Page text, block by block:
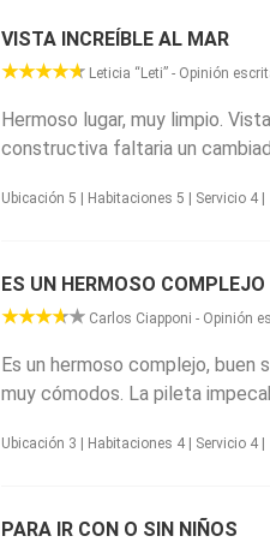
VISTA INCREÍBLE AL MAR
Leticia “Leti” - Opinión
Hermoso lugar, muy limpio.
constructiva faltaria un
Ubicación 5 | Habitaciones 5 | Servicio 4 |
ES UN HERMOSO COMPLEJO
Carlos Ciapponi - Opinión
Es un hermoso complejo, buen
muy cómodos. La pileta
Ubicación 3 | Habitaciones 4 | Servicio 4 |
PARA IR CON O SIN NIÑOS